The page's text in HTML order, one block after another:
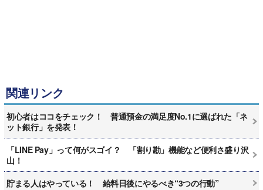
関連リンク
初心者はココをチェック！ 普通預金の満足度No.1に選ばれた「ネ
ット銀行」を発表！
「LINE Pay」って何がスゴイ？ 「割り勘」機能など便利さ盛り沢
山！
貯まる人はやっている！ 給料日後にやるべき“3つの行動”